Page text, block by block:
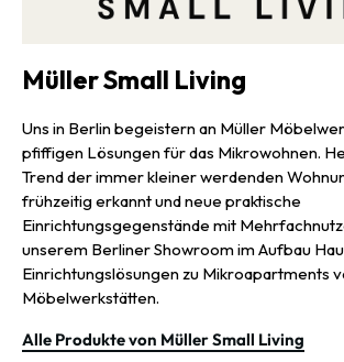
Müller Small Living
Uns in Berlin begeistern an Müller
pfiffigen Lösungen für das Mikrowohnen.
Trend der immer kleiner werdenden
frühzeitig erkannt und neue praktische
Einrichtungsgegenstände mit
unserem Berliner Showroom im Aufbau
Einrichtungslösungen zu Mikroapartments
Möbelwerkstätten.
Alle Produkte von Müller Small Living